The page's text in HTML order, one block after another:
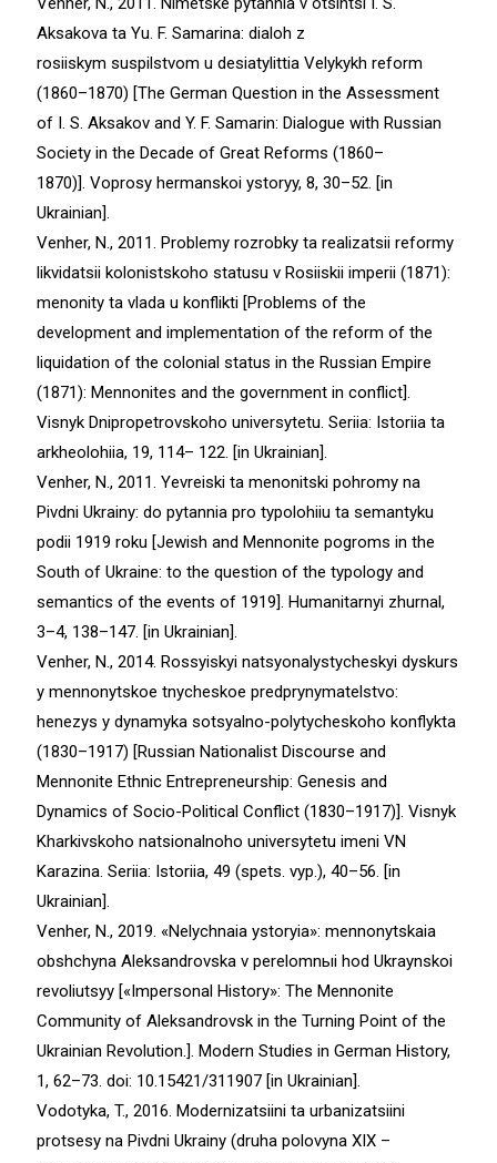
Aksakova ta Yu. F. Samarina: dialoh z
rosiiskym suspilstvom u desiatylittia Velykykh reform
(1860–1870) [The German Question in the Assessment
of I. S. Aksakov and Y. F. Samarin: Dialogue with Russian
Society in the Decade of Great Reforms (1860–
1870)]. Voprosу hermanskoi ystoryy, 8, 30–52. [in
Ukrainian].
Venher, N., 2011. Problemy rozrobky ta realizatsii reformy
likvidatsii kolonistskoho statusu v Rosiiskii imperii (1871):
menonity ta vlada u konflikti [Problems of the
development and implementation of the reform of the
liquidation of the colonial status in the Russian Empire
(1871): Mennonites and the government in conflict].
Visnyk Dnipropetrovskoho universytetu. Seriia: Istoriia ta
arkheolohiia, 19, 114– 122. [in Ukrainian].
Venher, N., 2011. Yevreiski ta menonitski pohromy na
Pivdni Ukrainy: do pytannia pro typolohiiu ta semantyku
podii 1919 roku [Jewish and Mennonite pogroms in the
South of Ukraine: to the question of the typology and
semantics of the events of 1919]. Humanitarnyi zhurnal,
3–4, 138–147. [in Ukrainian].
Venher, N., 2014. Rossyiskyi natsyonalystycheskyi dyskurs
y mennonytskoe tnycheskoe predprynymatelstvo:
henezys y dynamyka sotsyalno-polytycheskoho konflykta
(1830–1917) [Russian Nationalist Discourse and
Mennonite Ethnic Entrepreneurship: Genesis and
Dynamics of Socio-Political Conflict (1830–1917)]. Visnyk
Kharkivskoho natsionalnoho universytetu imeni VN
Karazina. Seriia: Istoriia, 49 (spets. vyp.), 40–56. [in
Ukrainian].
Venher, N., 2019. «Nelychnaia ystoryia»: mennonytskaia
obshchyna Aleksandrovska v perelomnыi hod Ukraynskoi
revoliutsyy [«Impersonal History»: The Mennonite
Community of Aleksandrovsk in the Turning Point of the
Ukrainian Revolution.]. Modern Studies in German History,
1, 62–73. doi: 10.15421/311907 [in Ukrainian].
Vodotyka, T., 2016. Modernizatsiini ta urbanizatsiini
protsesy na Pivdni Ukrainy (druha polovyna ХІХ –